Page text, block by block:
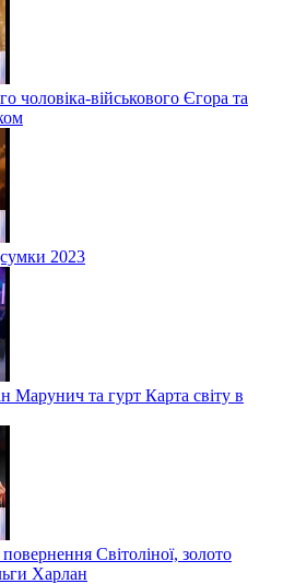
чоловіка-військового Єгора та
2023
Марунич та гурт Карта світу в
Світоліної, золото
Харлан